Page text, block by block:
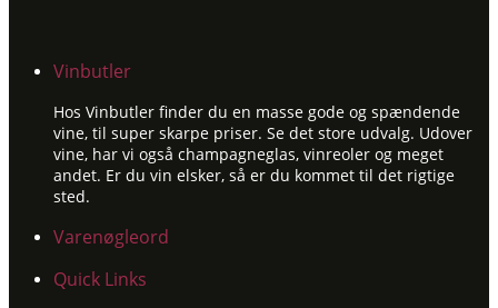
Vinbutler
Hos Vinbutler finder du en masse gode og spændende
vine, til super skarpe priser. Se det store udvalg. Udover
vine, har vi også champagneglas, vinreoler og meget
andet. Er du vin elsker, så er du kommet til det rigtige
sted.
Varenøgleord
Quick Links